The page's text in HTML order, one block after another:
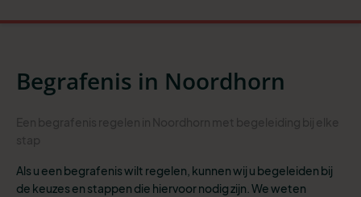
Begrafenis in Noordhorn
Als u een begrafenis wilt regelen, kunnen wij u begeleiden bij
de keuzes en stappen die hiervoor nodig zijn. We weten